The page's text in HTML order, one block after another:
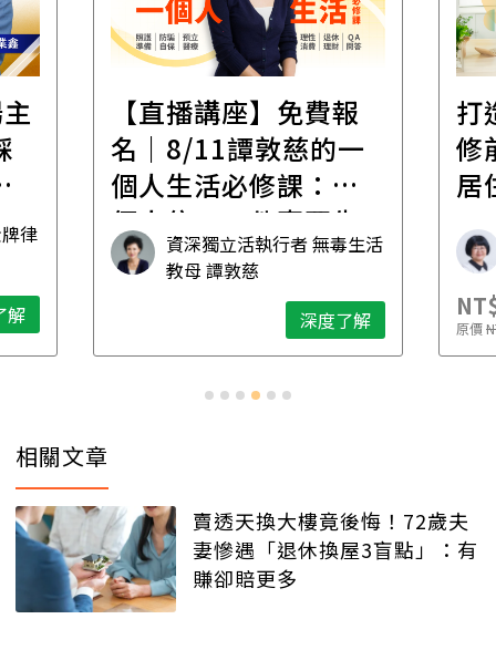
活
解
打造安心住的家｜裝
修前必懂！住到老的
居住規劃全攻略
林黛羚
深度了解
遺
財
產
原價
相關文章
賣透天換大樓竟後悔！72歲夫
妻慘遇「退休換屋3盲點」：有
賺卻賠更多